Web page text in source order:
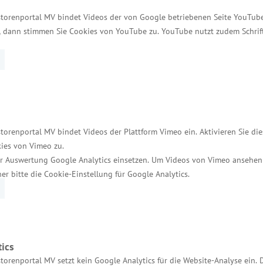
MV bindet Videos der von Google betriebenen Seite
dann stimmen Sie Cookies von YouTube zu. YouTube nutzt zudem
MV bindet Videos der Plattform Vimeo ein. Aktivieren Sie
von Vimeo zu.
Auswertung Google Analytics einsetzen. Um Videos von Vimeo
bitte die Cookie-Einstellung für Google Analytics.
MV setzt kein Google Analytics für die Website-Analyse ein.
hinter sich zu bringen. Für diese Fälle ist
sagte Glawe.
in Höhe von zehn
kleinen und mittelständischen
mit der Bürgschaftsbank aufgelegt. Das
und Betriebsmitteln mit dem Ziel der
Unternehmen (KMU) einschließlich der
in der Regel bis zu 500.000 Euro ausgereicht
Vorpommern GmbH
GmbH wurde am 03. Dezember 1990 als
Kammern sowie
Mecklenburg-Vorpommern